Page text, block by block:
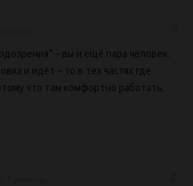
– вы и ещё пара человек.
и идёт – то в тех частях где
что там комфортно работать.